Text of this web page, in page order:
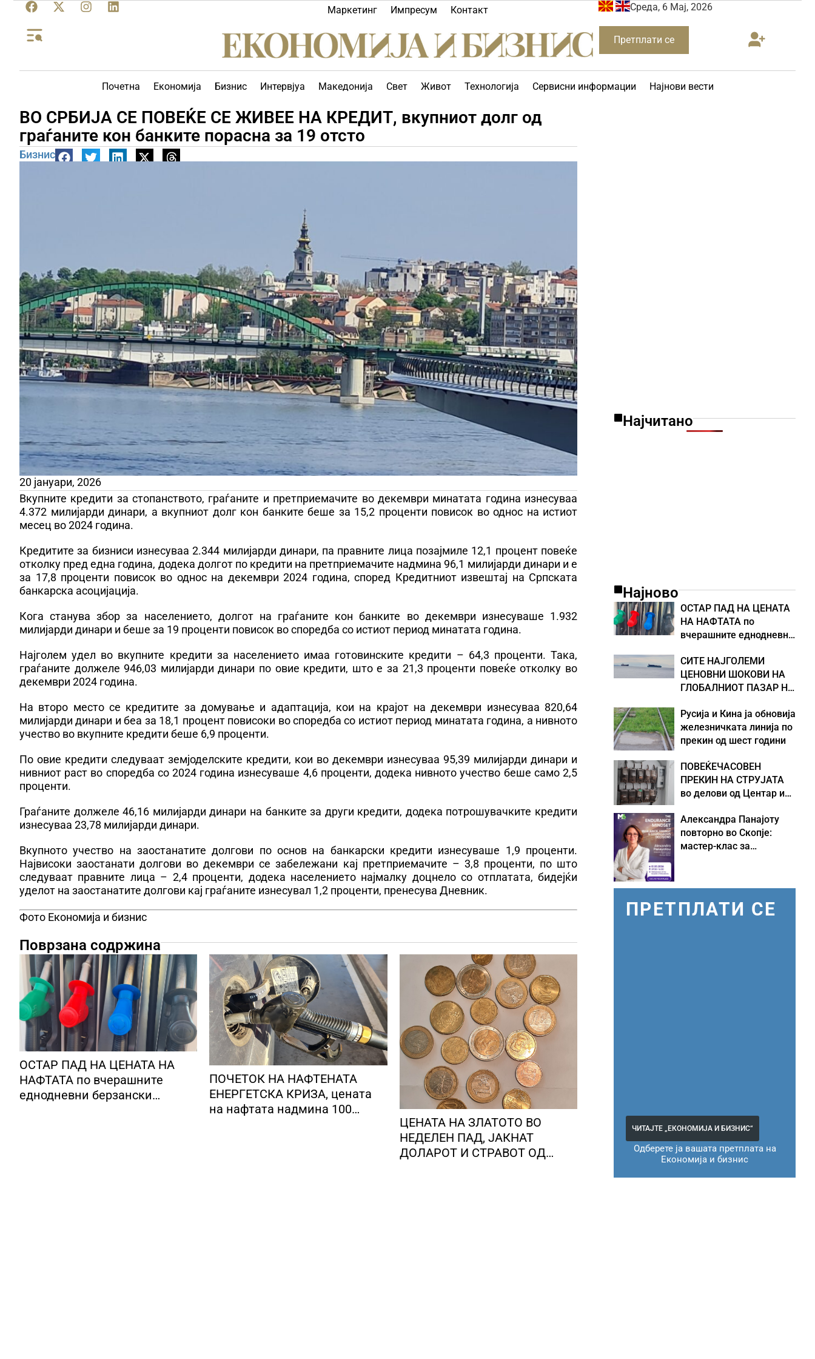
Маркетинг Импресум Контакт Среда, 6 Мај, 2026
Претплати се
Почетна Економија Бизнис Интервјуа Македонија Свет Живот Технологија Сервисни информации Најнови вести
ВО СРБИЈА СЕ ПОВЕЌЕ СЕ ЖИВЕЕ НА КРЕДИТ, вкупниот долг од
граѓаните кон банките порасна за 19 отсто
Бизнис
20 јануари, 2026
Вкупните кредити за стопанството, граѓаните и претприемачите во декември минатата година изнесуваа
4.372 милијарди динари, а вкупниот долг кон банките беше за 15,2 проценти повисок во однос на истиот
месец во 2024 година.
Кредитите за бизниси изнесуваа 2.344 милијарди динари, па правните лица позајмиле 12,1 процент повеќе
отколку пред една година, додека долгот по кредити на претприемачите надмина 96,1 милијарди динари и е
за 17,8 проценти повисок во однос на декември 2024 година, според Кредитниот извештај на Српската
банкарска асоцијација.
Кога станува збор за населението, долгот на граѓаните кон банките во декември изнесуваше 1.932
милијарди динари и беше за 19 проценти повисок во споредба со истиот период минатата година.
Најголем удел во вкупните кредити за населението имаа готовинските кредити – 64,3 проценти. Така,
граѓаните должеле 946,03 милијарди динари по овие кредити, што е за 21,3 проценти повеќе отколку во
декември 2024 година.
На второ место се кредитите за домување и адаптација, кои на крајот на декември изнесуваа 820,64
милијарди динари и беа за 18,1 процент повисоки во споредба со истиот период минатата година, а нивното
учество во вкупните кредити беше 6,9 проценти.
По овие кредити следуваат земјоделските кредити, кои во декември изнесуваа 95,39 милијарди динари и
нивниот раст во споредба со 2024 година изнесуваше 4,6 проценти, додека нивното учество беше само 2,5
проценти.
Граѓаните должеле 46,16 милијарди динари на банките за други кредити, додека потрошувачките кредити
изнесуваа 23,78 милијарди динари.
Вкупното учество на заостанатите долгови по основ на банкарски кредити изнесуваше 1,9 проценти.
Највисоки заостанати долгови во декември се забележани кај претприемачите – 3,8 проценти, по што
следуваат правните лица – 2,4 проценти, додека населението најмалку доцнело со отплатата, бидејќи
уделот на заостанатите долгови кај граѓаните изнесувал 1,2 проценти, пренесува Дневник.
Фото Економија и бизнис
Поврзана содржина
ОСТАР ПАД НА ЦЕНАТА НА
НАФТАТА по вчерашните
еднодневни берзански
ПОЧЕТОК НА НАФТЕНАТА
ЕНЕРГЕТСКА КРИЗА, цената
на нафтата надмина 100
ЦЕНАТА НА ЗЛАТОТО ВО
НЕДЕЛЕН ПАД, ЈАКНАТ
ДОЛАРОТ И СТРАВОТ ОД
Најчитано
Најново
ОСТАР ПАД НА ЦЕНАТА
НА НАФТАТА по
вчерашните еднодневни
СИТЕ НАЈГОЛЕМИ
ЦЕНОВНИ ШОКОВИ НА
ГЛОБАЛНИОТ ПАЗАР НА
воените конфликти во
Персискиот Залив
Русија и Кина ја обновија
железничката линија по
прекин од шест години
ПОВЕЌЕЧАСОВЕН
ПРЕКИН НА СТРУЈАТА
во делови од Центар и
Александра Панајоту
повторно во Скопје:
мастер-клас за
ПРЕТПЛАТИ СЕ
ЧИТАЈТЕ „ЕКОНОМИЈА И БИЗНИС“
Одберете ја вашата претплата на
Економија и бизнис